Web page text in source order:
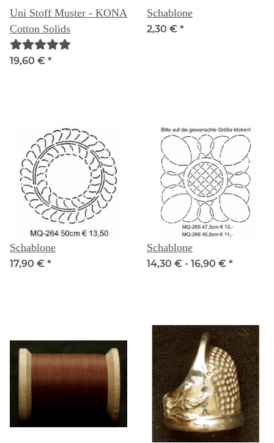
Uni Stoff Muster - KONA
Cotton Solids
19,60 € *
Schablone
2,30 € *
Schablone
17,90 € *
Schablone
14,30 € - 16,90 € *